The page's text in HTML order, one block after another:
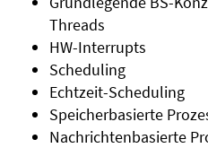
Threads
HW-Interrupts
Scheduling
Echtzeit-Scheduling
Speicherbasierte
Nachrichtenbasierte